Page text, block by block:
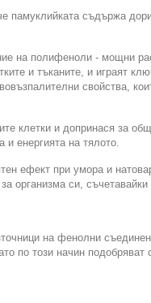
памуклийката съдържа
на полифеноли - мощни
и тъканите, и играят
свойства,
клетки и допринася за
и енергията на тялото.
ефект при умора и
организма си,
на фенолни
по този начин